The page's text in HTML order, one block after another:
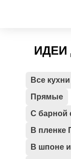
Кухни
О нас
Акции
Контакты
ИДЕИ
Все кухни
Прямые
С барной
В пленке
В шпоне